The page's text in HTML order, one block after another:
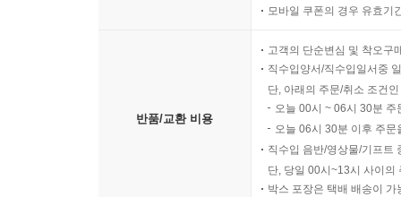
모바일 쿠폰의 경우 유효기
반품/교환 비용
고객의 단순변심 및 착오구
직수입양서/직수입일서중
단, 아래의 주문/취소 조건
오늘 00시 ~ 06시 30분
오늘 06시 30분 이후 주
직수입 음반/영상물/기프트
단, 당일 00시~13시 사이의
박스 포장은 택배 배송이